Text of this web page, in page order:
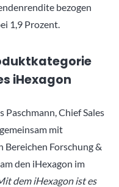
bezogen
1,9 Prozent.
iHexagon
Chief Sales
mit
Bereichen Forschung &
den iHexagon im
dem iHexagon ist es